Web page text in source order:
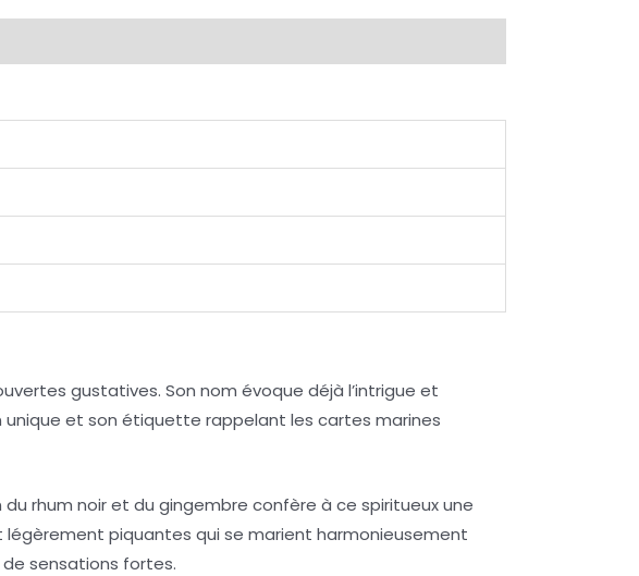
gustatives. Son nom évoque déjà l’intrigue et
unique et son étiquette rappelant les cartes marines
rhum noir et du gingembre confère à ce spiritueux une
piquantes qui se marient harmonieusement
sensations fortes.